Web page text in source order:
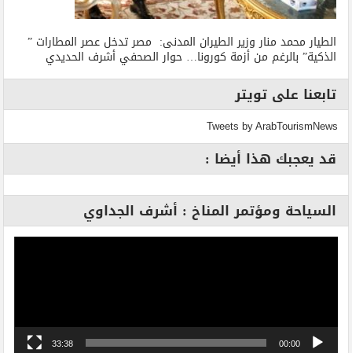
الطيار محمد منار وزير الطيران المدنى: مصر تدخل عصر المطارات ”
الذكية” بالرغم من أزمة كورونا… حوار الصحفي أشرف الحديدي
تابعنا على تويتر
Tweets by ArabTourismNews
قد يعجبك هذا أيضا :
السياحة ومؤتمر المناخ : أشرف الجداوي
00:00
33:38